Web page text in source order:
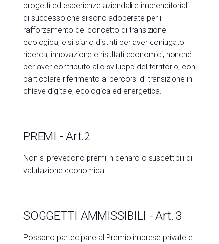
progetti ed esperienze aziendali e imprenditoriali
di successo che si sono adoperate per il
rafforzamento del concetto di transizione
ecologica, e si siano distinti per aver coniugato
ricerca, innovazione e risultati economici, nonché
per aver contribuito allo sviluppo del territorio, con
particolare riferimento ai percorsi di transizione in
chiave digitale, ecologica ed energetica.
PREMI - Art.2
Non si prevedono premi in denaro o suscettibili di
valutazione economica.
SOGGETTI AMMISSIBILI - Art. 3
Possono partecipare al Premio imprese private e